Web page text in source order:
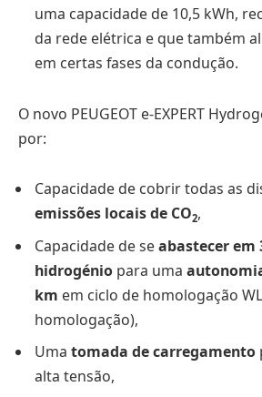
uma capacidade de 10,5 kWh,
da rede elétrica e que também
em certas fases da condução.
O novo PEUGEOT e-EXPERT
por:
Capacidade de cobrir todas as
emissões locais de CO2,
Capacidade de seabastecer em
hidrogénio para uma
km em ciclo de homologação
homologação),
Uma tomada de carregamento
alta tensão,